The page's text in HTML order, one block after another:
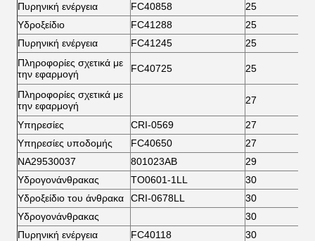
Πυρηνική ενέργεια
FC40858 25
Υδροξείδιο
FC41288 25
Πυρηνική ενέργεια
FC41245 25
Πληροφορίες σχετικά με
την εφαρμογή
FC40725 25
Πληροφορίες σχετικά με
την εφαρμογή
27
Υπηρεσίες CRI-0569 27
Υπηρεσίες υποδομής
FC40650 27
ΝΑ29530037
801023AB 29
Υδρογονάνθρακας
ΤΟ0601-1LL 30
Υδροξείδιο του άνθρακα
CRI-0678LL 30
Υδρογονάνθρακας
30
Πυρηνική ενέργεια
FC40118 30